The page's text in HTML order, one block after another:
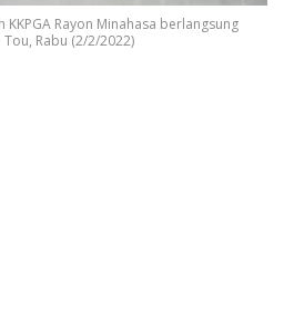
KKPGA Rayon Minahasa berlangsung
Rabu (2/2/2022)